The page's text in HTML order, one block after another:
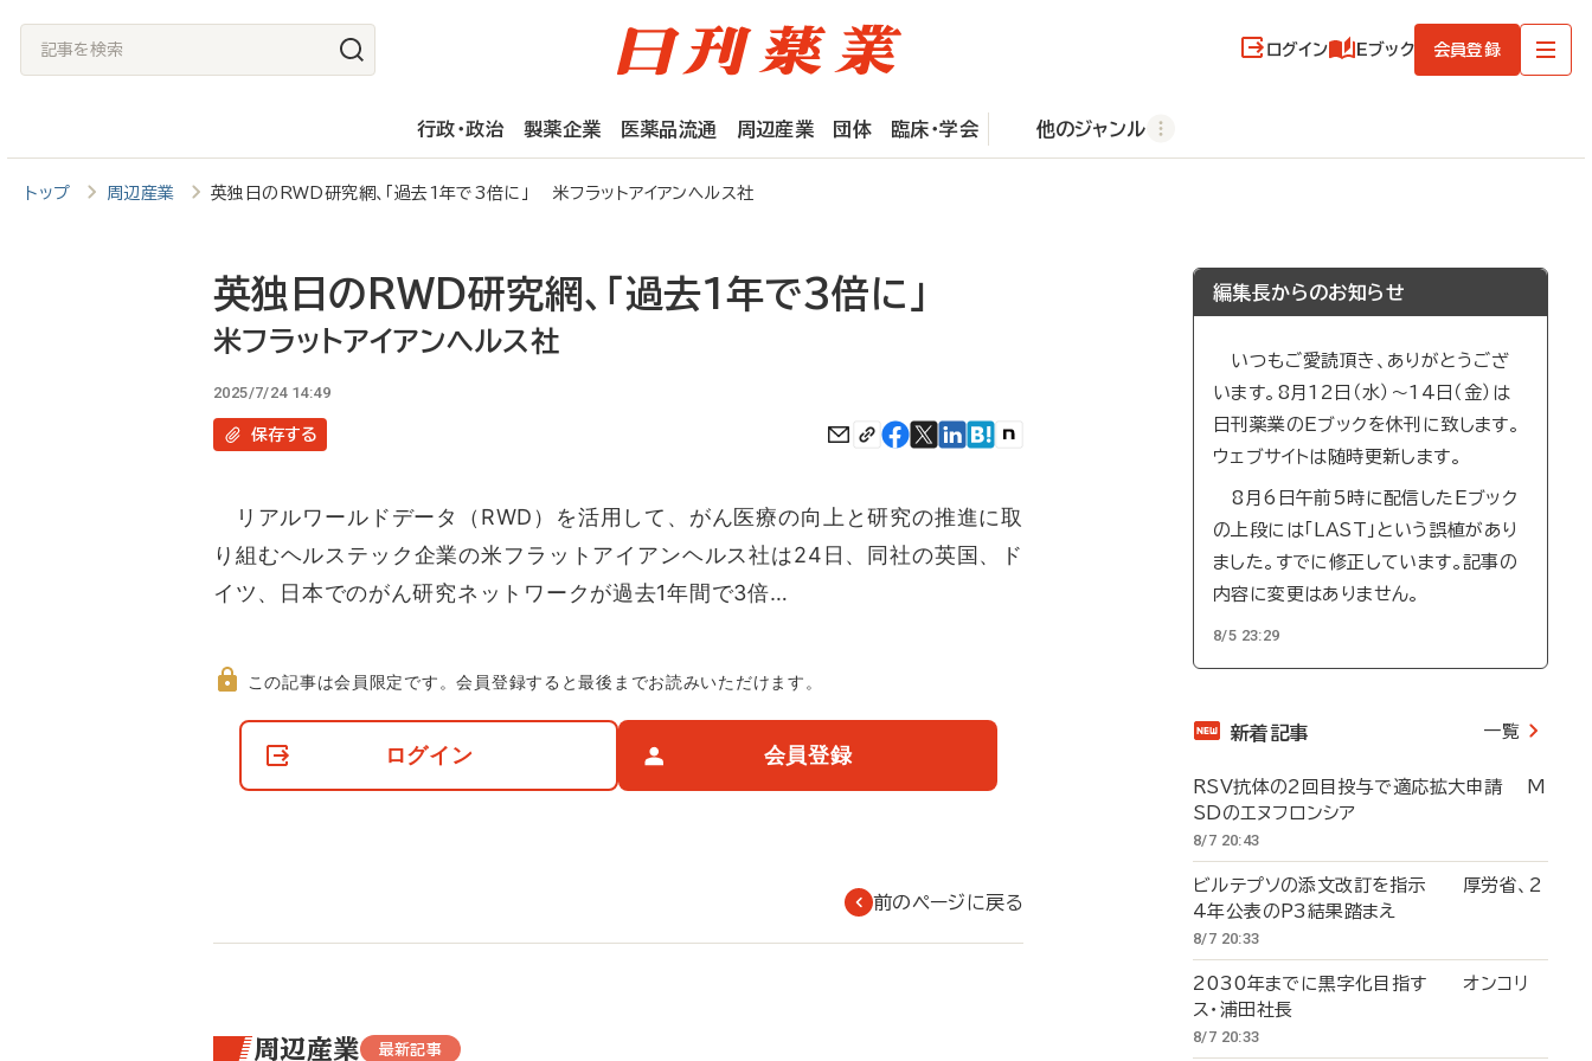
記
事
検
索
ログイン Eブック 会員登録
行政・政治 製薬企業 医薬品流通 周辺産業 団体 臨床・学会 他のジャンル
トップ 周辺産業 英独日のRWD研究網、「過去1年で3倍に」 米フラットアイアンヘルス社
英独日のRWD研究網、「過去1年で3倍に」
米フラットアイアンヘルス社
2025/7/24 14:49
保存する
リアルワールドデータ（RWD）を活用して、がん医療の向上と研究の推進に取
り組むヘルステック企業の米フラットアイアンヘルス社は24日、同社の英国、ド
イツ、日本でのがん研究ネットワークが過去1年間で3倍…
て
この記事は会員限定です。会員登録すると最後までお読みいただけます。
ログイン 会員登録
前のページに戻る
周辺産業 最新記事
編集長からのお知らせ
いつもご愛読頂き、ありがとうござ
います。8月12日（水）～14日（金）は
日刊薬業のEブックを休刊に致します。
ウェブサイトは随時更新します。
8月6日午前5時に配信したEブック
の上段には「LAST」という誤植があり
ました。すでに修正しています。記事の
内容に変更はありません。
8/5 23:29
新着記事 一覧
RSV抗体の2回目投与で適応拡大申請 M
SDのエヌフロンシア
8/7 20:43
ビルテプソの添文改訂を指示 厚労省、2
4年公表のP3結果踏まえ
8/7 20:33
2030年までに黒字化目指す オンコリ
ス・浦田社長
8/7 20:33